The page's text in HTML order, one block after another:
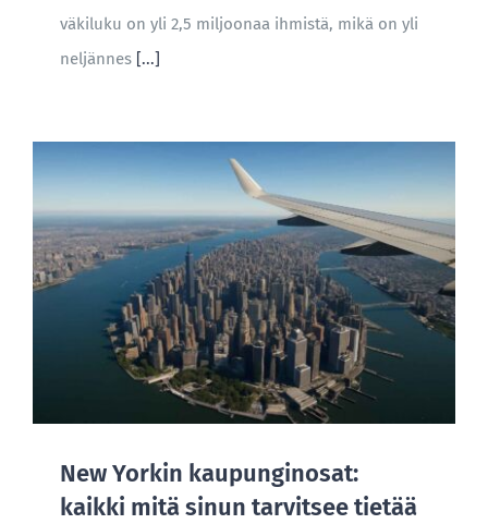
väkiluku on yli 2,5 miljoonaa ihmistä, mikä on yli
neljännes [...]
New Yorkin kaupunginosat:
kaikki mitä sinun tarvitsee tietää